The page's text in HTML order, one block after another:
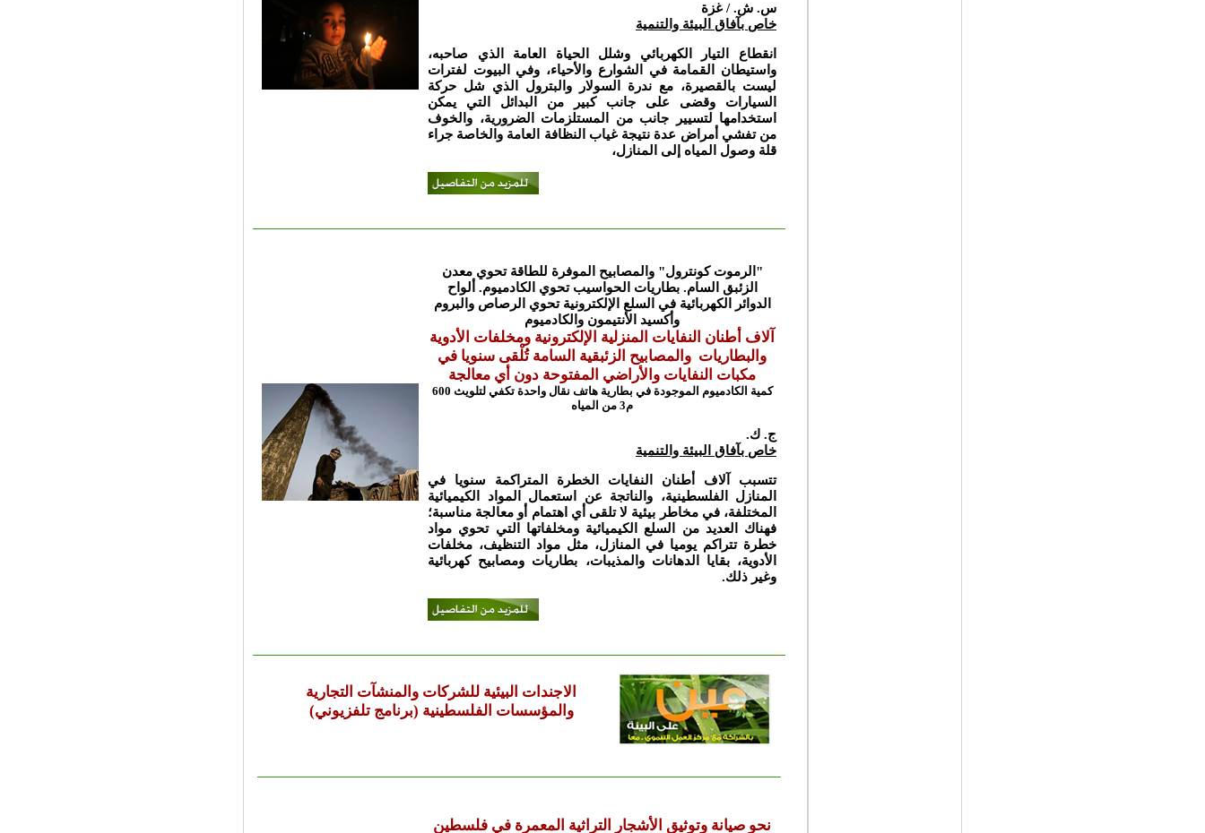
س. ش. / غزة
خاص بآفاق البيئة والتنمية
انقطاع التيار الكهربائي وشلل الحياة العامة الذي صاحبه،
واستيطان القمامة في الشوارع والأحياء، وفي البيوت لفترات
ليست بالقصيرة، مع ندرة السولار والبترول الذي شل حركة
السيارات وقضى على جانب كبير من البدائل التي يمكن
استخدامها لتسيير جانب من المستلزمات الضرورية، والخوف
من تفشي أمراض عدة نتيجة غياب النظافة العامة والخاصة جراء
قلة وصول المياه إلى المنازل،
"الرموت كونترول" و المصابيح الموفرة للطاقة تحوي معدن
الزئبق السام. بطاريات الحواسيب تحوي الكادميوم. ألواح
الدوائر الكهربائية في السلع الإلكترونية تحوي الرصاص والبروم
وأكسيد الأنتيمون والكادميوم
آلاف أطنان النفايات المنزلية الإلكترونية ومخلفات الأدوية
والبطاريات والمصابيح الزئبقية السامة تُلْقى سنويا في
مكبات النفايات والأراضي المفتوحة دون أي معالجة
كمية الكادميوم الموجودة في بطارية هاتف نقال واحدة تكفي لتلويث 600
م3 من المياه
ج. ك.
خاص بآفاق البيئة والتنمية
تتسبب آلاف أطنان النفايات الخطرة المتراكمة سنويا في
المنازل الفلسطينية، والناتجة عن استعمال المواد الكيميائية
المختلفة، في مخاطر بيئية لا تلقى أي اهتمام أو معالجة مناسبة؛
فهناك العديد من السلع الكيميائية ومخلفاتها التي تحوي مواد
خطرة تتراكم يوميا في المنازل، مثل مواد التنظيف، مخلفات
الأدوية، بقايا الدهانات والمذيبات، بطاريات ومصابيح كهربائية
وغير ذلك.
الاجندات البيئية للشركات والمنشآت التجارية
والمؤسسات الفلسطينية (برنامج تلفزيوني)
نحو صيانة وتوثيق الأشجار التراثية المعمرة في فلسطين